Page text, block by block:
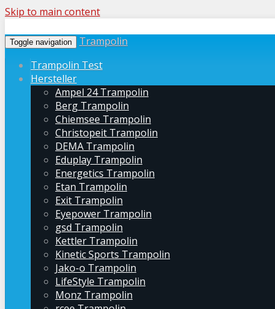
Skip to main content
Toggle navigation
Trampolin
Trampolin Test
Hersteller
Ampel 24 Trampolin
Berg Trampolin
Chiemsee Trampolin
Christopeit Trampolin
DEMA Trampolin
Eduplay Trampolin
Energetics Trampolin
Etan Trampolin
Exit Trampolin
Eyepower Trampolin
gsd Trampolin
Kettler Trampolin
Kinetic Sports Trampolin
Jako-o Trampolin
LifeStyle Trampolin
Monz Trampolin